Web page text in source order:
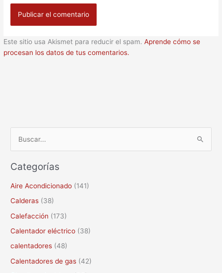
Este sitio usa Akismet para reducir el spam.Aprende cómo se
procesan los datos de tus comentarios.
s
o
r
:
Categorías
Aire Acondicionado (141)
Calderas (38)
Calefacción (173)
Calentador eléctrico (38)
calentadores (48)
Calentadores de gas (42)